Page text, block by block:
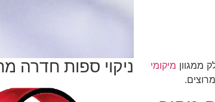
ממגוון מיקומי
ניקוי ספות חדרה